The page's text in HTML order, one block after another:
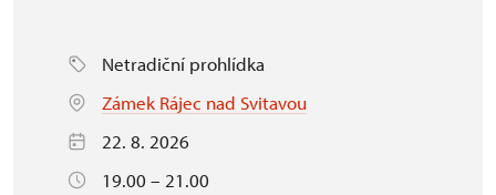
Netradiční prohlídka
Zámek Rájec nad Svitavou
22. 8. 2026
19.00 – 21.00